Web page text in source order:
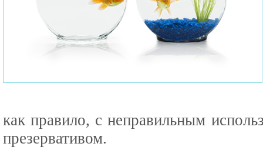
как правило, с неправильным
презервативом.